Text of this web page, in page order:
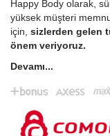
Happy Body olarak,
yüksek müşteri
için, sizlerden gelen
önem veriyoruz.
Devamı...